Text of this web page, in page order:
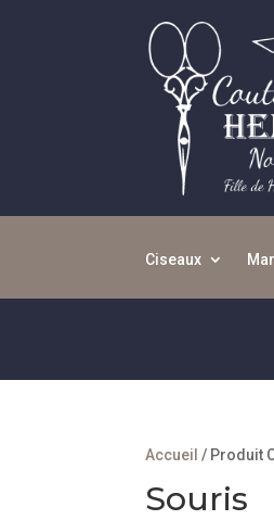
Ciseaux
Accueil / Produit
Souris